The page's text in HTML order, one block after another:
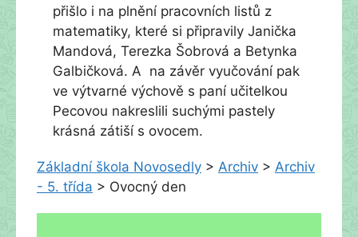
přišlo i na plnění pracovních listů z
matematiky, které si připravily Janička
Mandová, Terezka Šobrová a Betynka
Galbičková. A na závěr vyučování pak
ve výtvarné výchově s paní učitelkou
Pecovou nakreslili suchými pastely
krásná zátiší s ovocem.
Základní škola Novosedly > Archiv > Archiv
- 5. třída > Ovocný den